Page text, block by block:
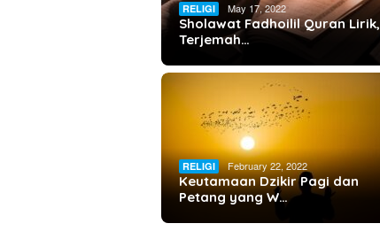
RELIGI May 17, 2022
Sholawat Fadhoilil Quran Lirik,
Terjemah…
RELIGI February 22, 2022
Keutamaan Dzikir Pagi dan
Petang yang W…